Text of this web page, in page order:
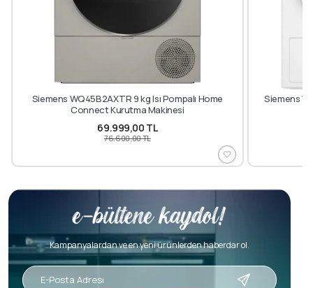
Siemens WQ45B2AXTR 9 kg Isı Pompalı Home
Connect Kurutma Makinesi
69.999,00 TL
76.600,00 TL
Siemens
Kampanyalardan ve en yeni ürünlerden haberdar ol.